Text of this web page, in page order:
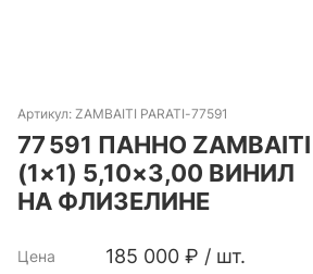
Артикул: ZAMBAITI PARATI-77591
77 591 ПАННО ZAMBAITI
(1×1) 5,10×3,00 ВИНИЛ
НА ФЛИЗЕЛИНЕ
Цена 185 000 ₽ / шт.